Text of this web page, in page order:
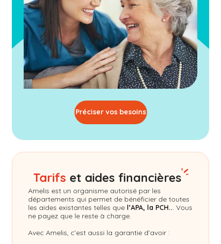
Préciser vos besoins
Tarifs et aides financières
Amelis est un organisme autorisé par les
départements qui permet de bénéficier de toutes
les aides existantes telles que l’APA, la PCH... Vous
ne payez que le reste à charge.
Avec Amelis, c’est aussi la garantie d’avoir :